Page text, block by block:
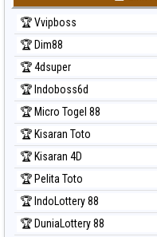
🏆 Vvipboss
🏆 Dim88
🏆 4dsuper
🏆 Indoboss6d
🏆 Micro Togel 88
🏆 Kisaran Toto
🏆 Kisaran 4D
🏆 Pelita Toto
🏆 IndoLottery 88
🏆 DuniaLottery 88